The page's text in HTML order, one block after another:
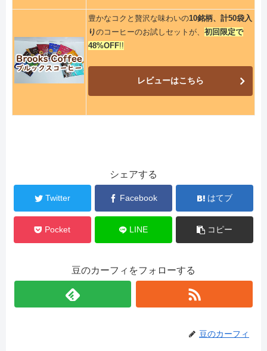
豊かなコクと贅沢な味わいの10銘柄、計50袋入
りのコーヒーのお試しセットが、 初回限定で
48%OFF!!
レビューはこちら
シェアする
Twitter Facebook はてブ
Pocket LINE コピー
豆のカーフィをフォローする
豆のカーフィ